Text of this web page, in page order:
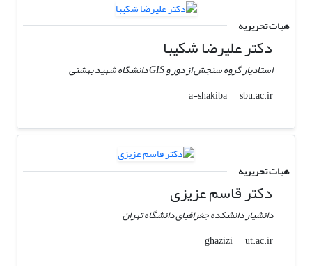
هیات تحریریه
دکتر علیرضا شکیبا
استادیار گروه سنجش از دور و GIS دانشگاه شهید بهشتی
a-shakiba
sbu.ac.ir
هیات تحریریه
دکتر قاسم عزیزی
دانشیار دانشکده جغرافیای دانشگاه تهران
ghazizi
ut.ac.ir